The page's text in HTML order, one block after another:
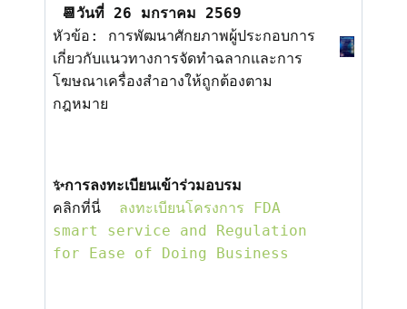
📆วันที่ 26 มกราคม 2569
หัวข้อ: การพัฒนาศักยภาพผู้ประกอบการ
เกี่ยวกับแนวทางการจัดทำฉลากและการ
โฆษณาเครื่องสำอางให้ถูกต้องตาม
กฎหมาย
✨การลงทะเบียนเข้าร่วมอบรม
คลิกที่นี่
ลงทะเบียนโครงการ FDA
smart service and Regulation
for Ease of Doing Business